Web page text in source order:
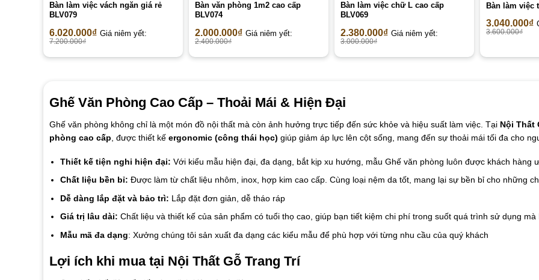
Bàn làm việc vách ngăn giá rẻ
BLV079
6.020.000₫ Giá niêm yết:
7.200.000₫
Bàn văn phòng 1m2 cao cấp
BLV074
2.000.000₫ Giá niêm yết:
2.400.000₫
Bàn làm việc chữ L cao cấp
BLV069
2.380.000₫ Giá niêm yết:
3.000.000₫
Bàn làm việc
3.040.000₫
3.600.000₫
Ghế Văn Phòng Cao Cấp – Thoải Mái & Hiện Đại
Ghế văn phòng không chỉ là một món đồ nội thất mà còn ảnh hưởng trực tiếp đến sức khỏe và hiệu suất làm việc. Tại Nội Thất
phòng cao cấp , được thiết kế ergonomic (công thái học) giúp giảm áp lực lên cột sống, mang đến sự thoải mái tối đa cho
Thiết kế tiện nghi hiện đại: Với kiểu mẫu hiện đại, đa dạng, bắt kịp xu hướng, mẫu Ghế văn phòng luôn được khách hàng
Chất liệu bền bỉ: Được làm từ chất liệu nhôm, inox, hợp kim cao cấp. Cùng loại nệm da tốt, mang lại sự bền bỉ cho những
Dễ dàng lắp đặt và bảo trì: Lắp đặt đơn giản, dễ tháo ráp
Giá trị lâu dài: Chất liệu và thiết kế của sản phẩm có tuổi thọ cao, giúp bạn tiết kiệm chi phí trong suốt quá trình sử dụng
Mẫu mã đa dạng: Xưởng chúng tôi sản xuất đa dạng các kiểu mẫu để phù hợp với từng nhu cầu của quý khách
Lợi ích khi mua tại Nội Thất Gỗ Trang Trí